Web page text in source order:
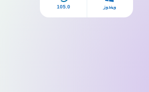
ويندوز 105.0